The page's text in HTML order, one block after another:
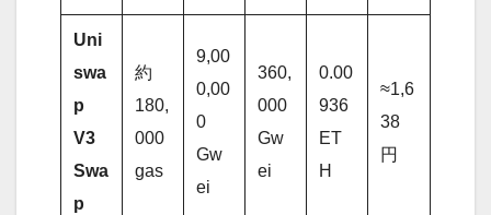
Uni
swa
p
V3
Swa
p
約
180,
000
gas
9,00
0,00
0
Gw
ei
360,
000
Gw
ei
0.00
936
ET
H
≈1,6
38
円